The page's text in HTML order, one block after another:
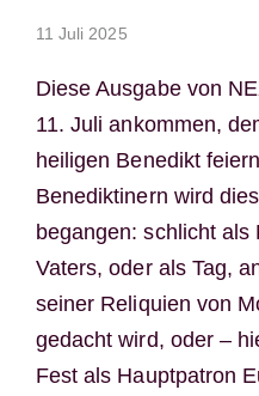
11 Juli 2025
Diese Ausgabe von
11. Juli ankommen,
heiligen Benedikt
Benediktinern wird
begangen: schlicht als
Vaters, oder als Tag,
seiner Reliquien von
gedacht wird, oder –
Fest als Hauptpatron